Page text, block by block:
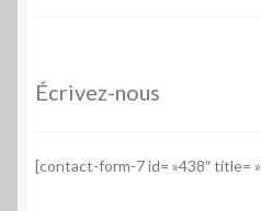
Écrivez-nous
[contact-form-7 id= »438″ title=